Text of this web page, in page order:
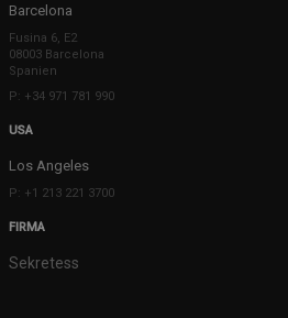
Barcelona
Fusina 6, E2
08003 Barcelona
Spanien
P: +34 971 781 990
USA
Los Angeles
P: +1 213 221 3700
FIRMA
Sekretess